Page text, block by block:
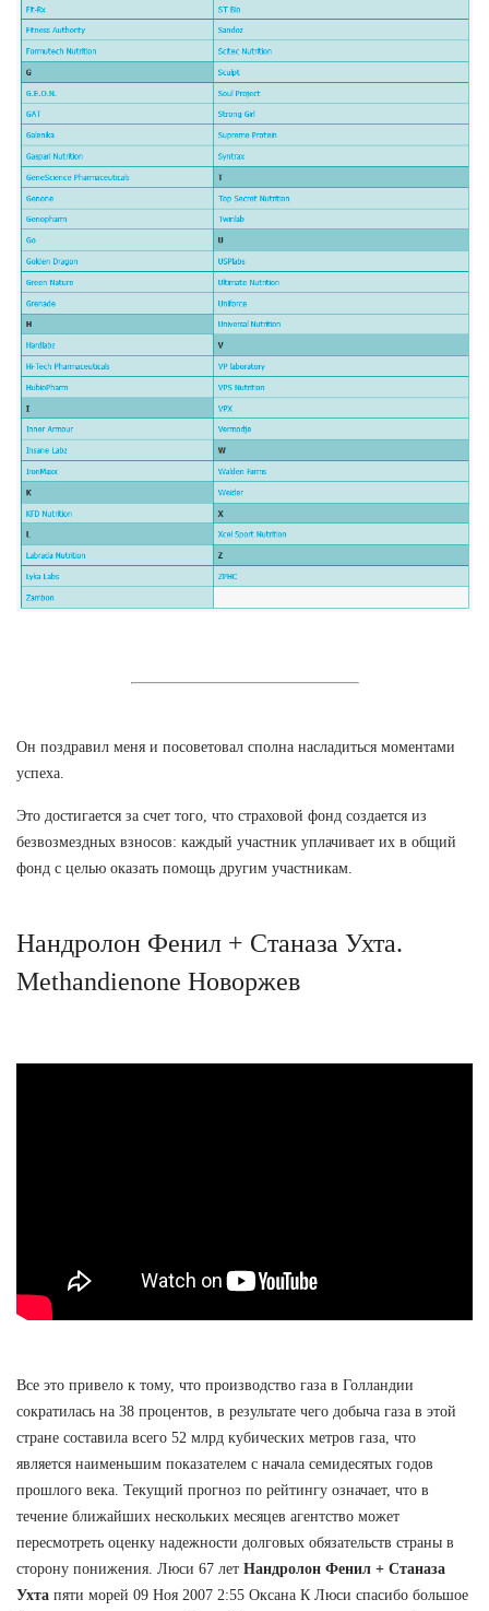
Он поздравил меня и посоветовал сполна насладиться моментами
успеха.
Это достигается за счет того, что страховой фонд создается из
безвозмездных взносов: каждый участник уплачивает их в общий
фонд с целью оказать помощь другим участникам.
Нандролон Фенил + Станаза Ухта.
Methandienone Новоржев
Все это привело к тому, что производство газа в Голландии
сократилась на 38 процентов, в результате чего добыча газа в этой
стране составила всего 52 млрд кубических метров газа, что
является наименьшим показателем с начала семидесятых годов
прошлого века. Текущий прогноз по рейтингу означает, что в
течение ближайших нескольких месяцев агентство может
пересмотреть оценку надежности долговых обязательств страны в
сторону понижения. Люси 67 лет Нандролон Фенил + Станаза
Ухта пяти морей 09 Ноя 2007 2:55 Оксана К Люси спасибо большое